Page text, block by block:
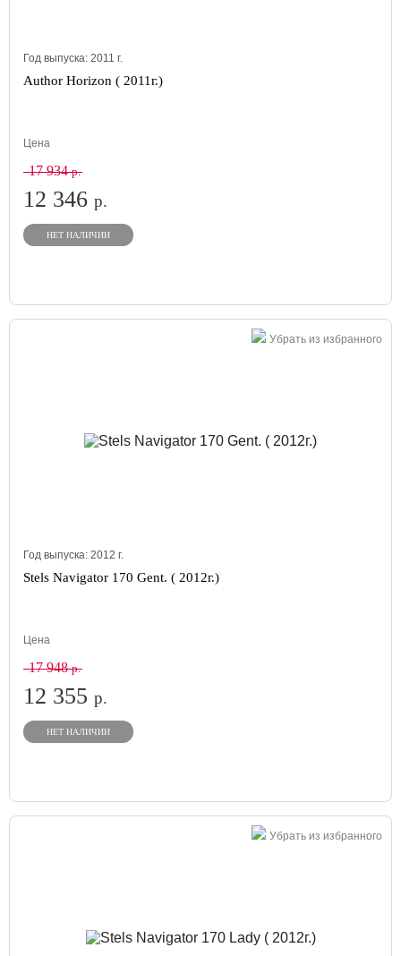
Год выпуска: 2011 г.
Author Horizon ( 2011г.)
Цена
17 934р.
12 346 р.
НЕТ НАЛИЧИИ
Убрать из избранного
Год выпуска: 2012 г.
Stels Navigator 170 Gent. ( 2012г.)
Цена
17 948р.
12 355 р.
НЕТ НАЛИЧИИ
Убрать из избранного